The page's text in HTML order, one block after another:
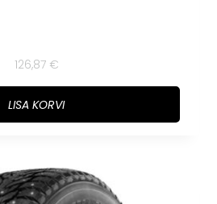
126,87 €
LISA KORVI